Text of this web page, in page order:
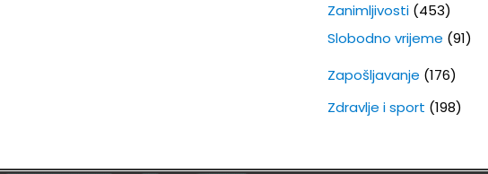
Zanimljivosti(453)
Slobodno vrijeme (91)
Zapošljavanje (176)
Zdravlje i sport (198)